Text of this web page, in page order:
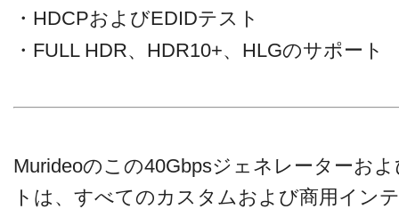
・HDCPおよびEDIDテスト
・FULL HDR、HDR10+、HLGのサポート
Murideoのこの40Gbpsジェネレーターお
トは、すべてのカスタムおよび商用イン